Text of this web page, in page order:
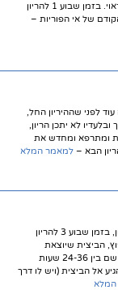
תצטרכי לדעת , אז זכרי אותו כראוי. בזמן שבוע 1 להריון
של אי הפוריות –
עוד לפני שההיריון החל,
לא יתכן הריון,
ומתרפא ומחדש את
הבא –למאמר המלא
מזל טוב! יתכן מאוד שאת בהריון, בזמן שבוע 3 להריון
הביצית שיוצאת
מהשחלות ומגיעה לרחם מחכה שם בין 24-36 שעות
אל הביצית (ויש לו דרך